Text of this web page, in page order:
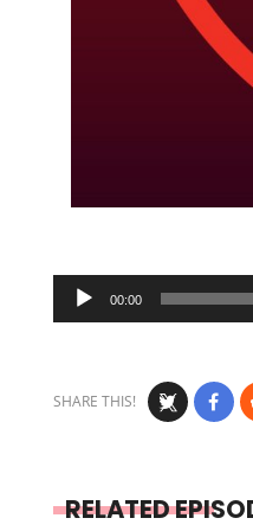
Audio
Player
00:00
SHARE THIS!
RELATED